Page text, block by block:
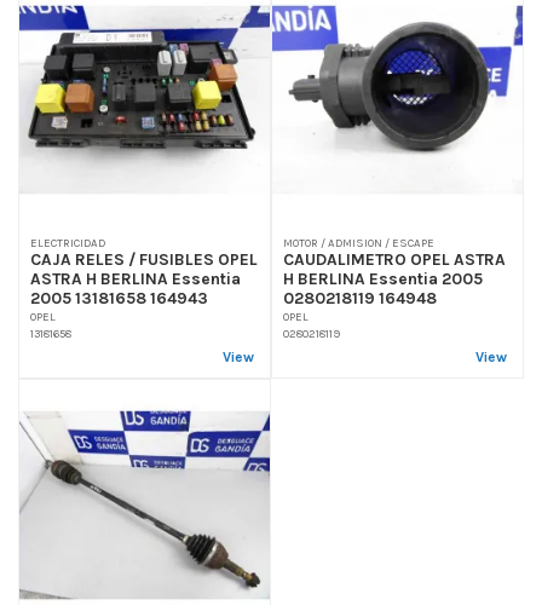
ELECTRICIDAD
CAJA RELES / FUSIBLES OPEL
ASTRA H BERLINA Essentia
2005 13181658 164943
OPEL
13181658
View
MOTOR / ADMISION / ESCAPE
CAUDALIMETRO OPEL ASTRA
H BERLINA Essentia 2005
0280218119 164948
OPEL
0280218119
View